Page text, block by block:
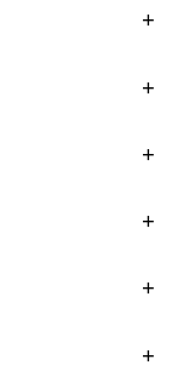
+
+
+
+
+
+